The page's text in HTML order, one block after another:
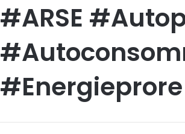
#ARSE